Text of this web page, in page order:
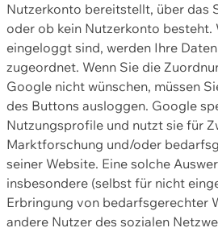
Nutzerkonto bereitstellt, über das
oder ob kein Nutzerkonto besteht.
eingeloggt sind, werden Ihre
zugeordnet. Wenn Sie die
Google nicht wünschen, müssen
des Buttons ausloggen. Google
Nutzungsprofile und nutzt sie für
Marktforschung und/oder
seiner Website. Eine solche
insbesondere (selbst für nicht
Erbringung von bedarfsgerechter
andere Nutzer des sozialen